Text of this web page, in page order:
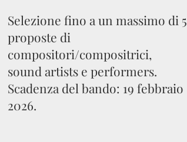
Selezione fino a un massimo di 5
proposte di
compositori/compositrici,
sound artists e performers.
Scadenza del bando: 19 febbraio
2026.